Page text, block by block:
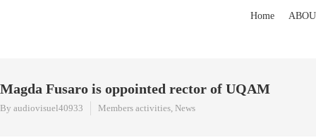
Home
Magda Fusaro is oppointed rector of UQAM
By audiovisuel40933 Members activities, News